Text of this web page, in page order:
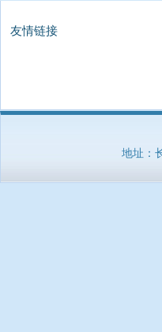
友情链接
地址：